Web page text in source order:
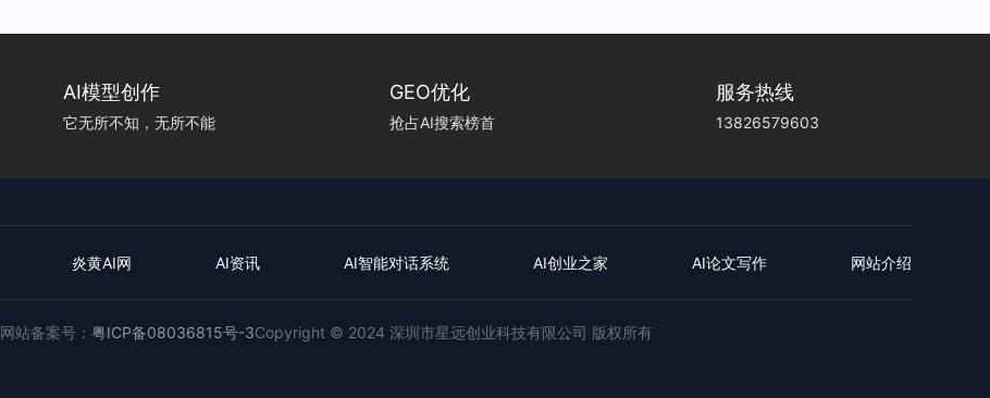
AI模型创作
它无所不知，无所不能
GEO优化
抢占AI搜索榜首
服务热线
13826579603
炎黄AI网 AI资讯 AI智能对话系统 AI创业之家 AI论文写作 网站介绍
网站备案号： 粤ICP备08036815号-3Copyright © 2024 深圳市星远创业科技有限公司 版权所有